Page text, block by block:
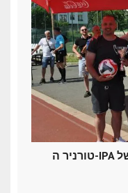
טורניר ה-IPA גייס 19,440 אירו עבור ילדיהם של